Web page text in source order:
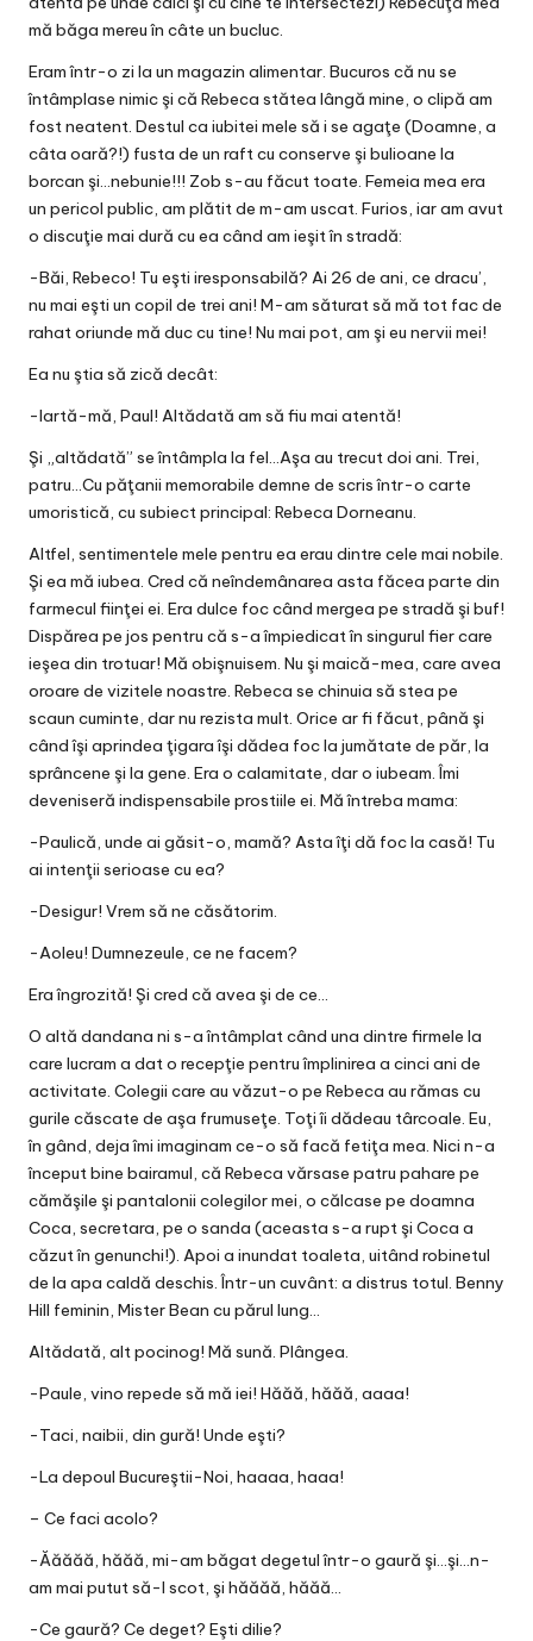
mă băga mereu în câte un bucluc.
Eram într-o zi la un magazin alimentar. Bucuros că nu se
întâmplase nimic şi că Rebeca stătea lângă mine, o clipă am
fost neatent. Destul ca iubitei mele să i se agaţe (Doamne, a
câta oară?!) fusta de un raft cu conserve şi bulioane la
borcan şi…nebunie!!! Zob s-au făcut toate. Femeia mea era
un pericol public, am plătit de m-am uscat. Furios, iar am avut
o discuţie mai dură cu ea când am ieşit în stradă:
-Băi, Rebeco! Tu eşti iresponsabilă? Ai 26 de ani, ce dracu’,
nu mai eşti un copil de trei ani! M-am săturat să mă tot fac de
rahat oriunde mă duc cu tine! Nu mai pot, am şi eu nervii mei!
Ea nu ştia să zică decât:
-Iartă-mă, Paul! Altădată am să fiu mai atentă!
Şi „altădată” se întâmpla la fel…Aşa au trecut doi ani. Trei,
patru…Cu păţanii memorabile demne de scris într-o carte
umoristică, cu subiect principal: Rebeca Dorneanu.
Altfel, sentimentele mele pentru ea erau dintre cele mai nobile.
Şi ea mă iubea. Cred că neîndemânarea asta făcea parte din
farmecul fiinţei ei. Era dulce foc când mergea pe stradă şi buf!
Dispărea pe jos pentru că s-a împiedicat în singurul fier care
ieşea din trotuar! Mă obişnuisem. Nu şi maică-mea, care avea
oroare de vizitele noastre. Rebeca se chinuia să stea pe
scaun cuminte, dar nu rezista mult. Orice ar fi făcut, până şi
când îşi aprindea ţigara îşi dădea foc la jumătate de păr, la
sprâncene şi la gene. Era o calamitate, dar o iubeam. Îmi
deveniseră indispensabile prostiile ei. Mă întreba mama:
-Paulică, unde ai găsit-o, mamă? Asta îţi dă foc la casă! Tu
ai intenţii serioase cu ea?
-Desigur! Vrem să ne căsătorim.
-Aoleu! Dumnezeule, ce ne facem?
Era îngrozită! Şi cred că avea şi de ce…
O altă dandana ni s-a întâmplat când una dintre firmele la
care lucram a dat o recepţie pentru împlinirea a cinci ani de
activitate. Colegii care au văzut-o pe Rebeca au rămas cu
gurile căscate de aşa frumuseţe. Toţi îi dădeau târcoale. Eu,
în gând, deja îmi imaginam ce-o să facă fetiţa mea. Nici n-a
început bine bairamul, că Rebeca vărsase patru pahare pe
cămăşile şi pantalonii colegilor mei, o călcase pe doamna
Coca, secretara, pe o sanda (aceasta s-a rupt şi Coca a
căzut în genunchi!). Apoi a inundat toaleta, uitând robinetul
de la apa caldă deschis. Într-un cuvânt: a distrus totul. Benny
Hill feminin, Mister Bean cu părul lung…
Altădată, alt pocinog! Mă sună. Plângea.
-Paule, vino repede să mă iei! Hăăă, hăăă, aaaa!
-Taci, naibii, din gură! Unde eşti?
-La depoul Bucureştii-Noi, haaaa, haaa!
– Ce faci acolo?
-Ăăăăă, hăăă, mi-am băgat degetul într-o gaură şi…şi…n-
am mai putut să-l scot, şi hăăăă, hăăă…
-Ce gaură? Ce deget? Eşti dilie?